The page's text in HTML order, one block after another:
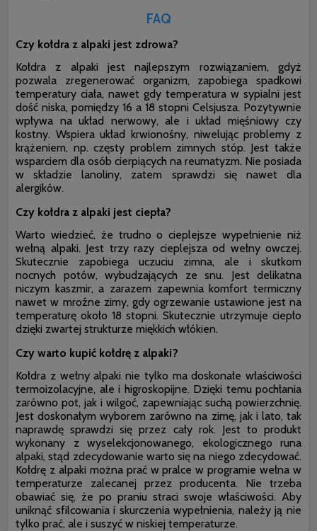
FAQ
Czy kołdra z alpaki jest zdrowa?
Kołdra z alpaki jest najlepszym rozwiązaniem, gdyż
pozwala zregenerować organizm, zapobiega spadkowi
temperatury ciała, nawet gdy temperatura w sypialni jest
dość niska, pomiędzy 16 a 18 stopni Celsjusza. Pozytywnie
wpływa na układ nerwowy, ale i układ mięśniowy czy
kostny. Wspiera układ krwionośny, niwelując problemy z
krążeniem, np. częsty problem zimnych stóp. Jest także
wsparciem dla osób cierpiących na reumatyzm. Nie posiada
w składzie lanoliny, zatem sprawdzi się nawet dla
alergików.
Czy kołdra z alpaki jest ciepła?
Warto wiedzieć, że trudno o cieplejsze wypełnienie niż
wełną alpaki. Jest trzy razy cieplejsza od wełny owczej.
Skutecznie zapobiega uczuciu zimna, ale i skutkom
nocnych potów, wybudzających ze snu. Jest delikatna
niczym kaszmir, a zarazem zapewnia komfort termiczny
nawet w mroźne zimy, gdy ogrzewanie ustawione jest na
temperaturę około 18 stopni. Skutecznie utrzymuje ciepło
dzięki zwartej strukturze miękkich włókien.
Czy warto kupić kołdrę z alpaki?
Kołdra z wełny alpaki nie tylko ma doskonałe właściwości
termoizolacyjne, ale i higroskopijne. Dzięki temu pochłania
zarówno pot, jak i wilgoć, zapewniając suchą powierzchnię.
Jest doskonałym wyborem zarówno na zimę, jak i lato, tak
naprawdę sprawdzi się przez cały rok. Jest to produkt
wykonany z wyselekcjonowanego, ekologicznego runa
alpaki, stąd zdecydowanie warto się na niego zdecydować.
Kołdrę z alpaki można prać w pralce w programie wełna w
temperaturze zalecanej przez producenta. Nie trzeba
obawiać się, że po praniu straci swoje właściwości. Aby
uniknąć sfilcowania i skurczenia wypełnienia, należy ją nie
tylko prać, ale i suszyć w niskiej temperaturze.